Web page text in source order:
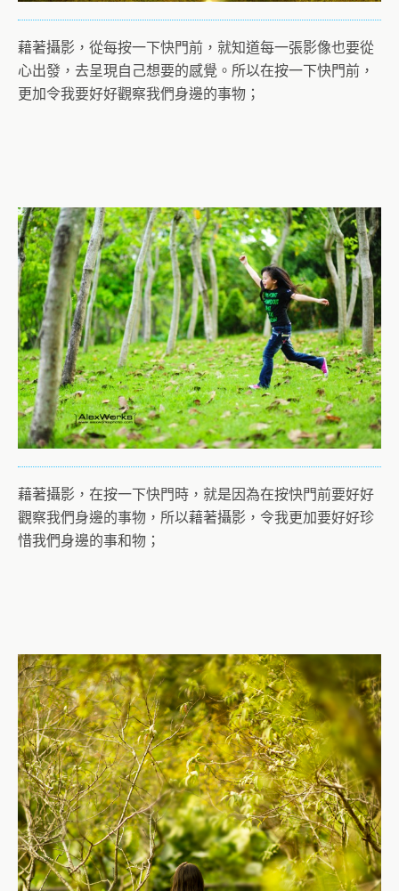
藉著攝影，從每按一下快門前，就知道每一張影像也要從
心出發，去呈現自己想要的感覺。所以在按一下快門前，
更加令我要好好觀察我們身邊的事物；
藉著攝影，在按一下快門時，就是因為在按快門前要好好
觀察我們身邊的事物，所以藉著攝影，令我更加要好好珍
惜我們身邊的事和物；